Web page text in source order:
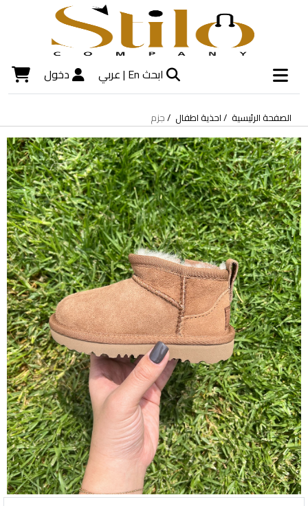
ابحثEn | عربي دخول
الصفحة الرئيسية احذية اطفال جزم